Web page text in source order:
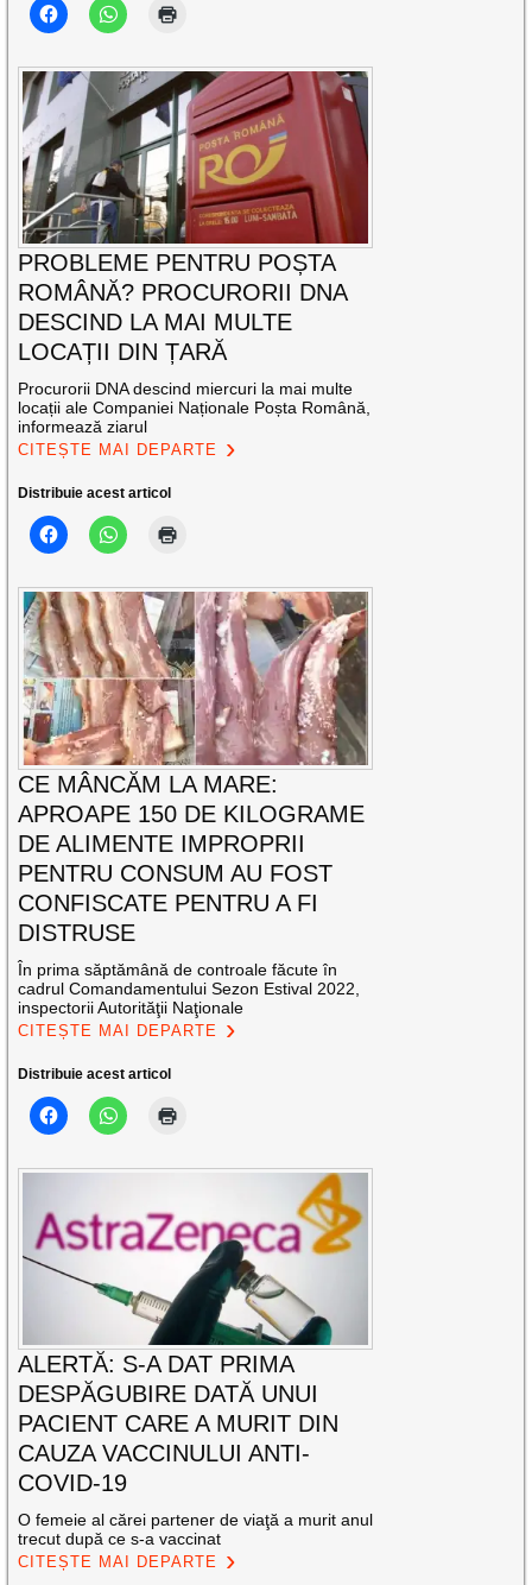
PROBLEME PENTRU POȘTA
ROMÂNĂ? PROCURORII DNA
DESCIND LA MAI MULTE
LOCAȚII DIN ȚARĂ
Procurorii DNA descind miercuri la mai multe
locații ale Companiei Naționale Poșta Română,
informează ziarul
CITEȘTE MAI DEPARTE
Distribuie acest articol
CE MÂNCĂM LA MARE:
APROAPE 150 DE KILOGRAME
DE ALIMENTE IMPROPRII
PENTRU CONSUM AU FOST
CONFISCATE PENTRU A FI
DISTRUSE
În prima săptămână de controale făcute în
cadrul Comandamentului Sezon Estival 2022,
inspectorii Autorităţii Naţionale
CITEȘTE MAI DEPARTE
Distribuie acest articol
ALERTĂ: S-A DAT PRIMA
DESPĂGUBIRE DATĂ UNUI
PACIENT CARE A MURIT DIN
CAUZA VACCINULUI ANTI-
COVID-19
O femeie al cărei partener de viaţă a murit anul
trecut după ce s-a vaccinat
CITEȘTE MAI DEPARTE